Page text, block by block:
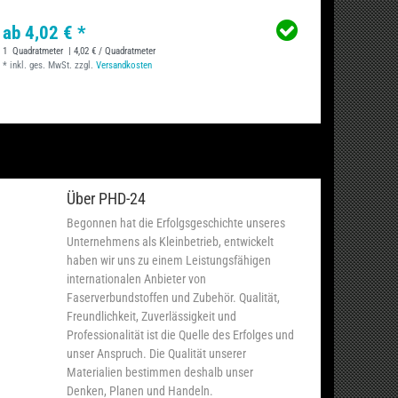
ab 4,02 € *
1 Quadratmeter
| 4,02 € / Quadratmeter
* inkl. ges. MwSt. zzgl. Versandkosten
2,50
*inkl.
Über PHD-24
Begonnen hat die Erfolgsgeschichte unseres
Unternehmens als Kleinbetrieb, entwickelt
haben wir uns zu einem Leistungsfähigen
internationalen Anbieter von
Faserverbundstoffen und Zubehör. Qualität,
Freundlichkeit, Zuverlässigkeit und
Professionalität ist die Quelle des Erfolges und
unser Anspruch. Die Qualität unserer
Materialien bestimmen deshalb unser
Denken, Planen und Handeln.